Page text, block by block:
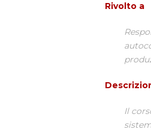
Rivolto a
Il